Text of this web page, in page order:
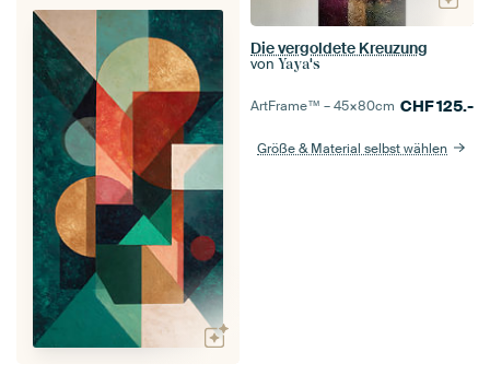
Die vergoldete Kreuzung
von Yaya's
ArtFrame™ –45×80cm CHF125.-
Größe & Material selbst wählen